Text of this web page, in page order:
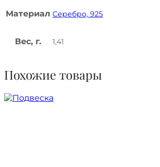
Материал Серебро, 925
Вес, г. 1,41
Похожие товары